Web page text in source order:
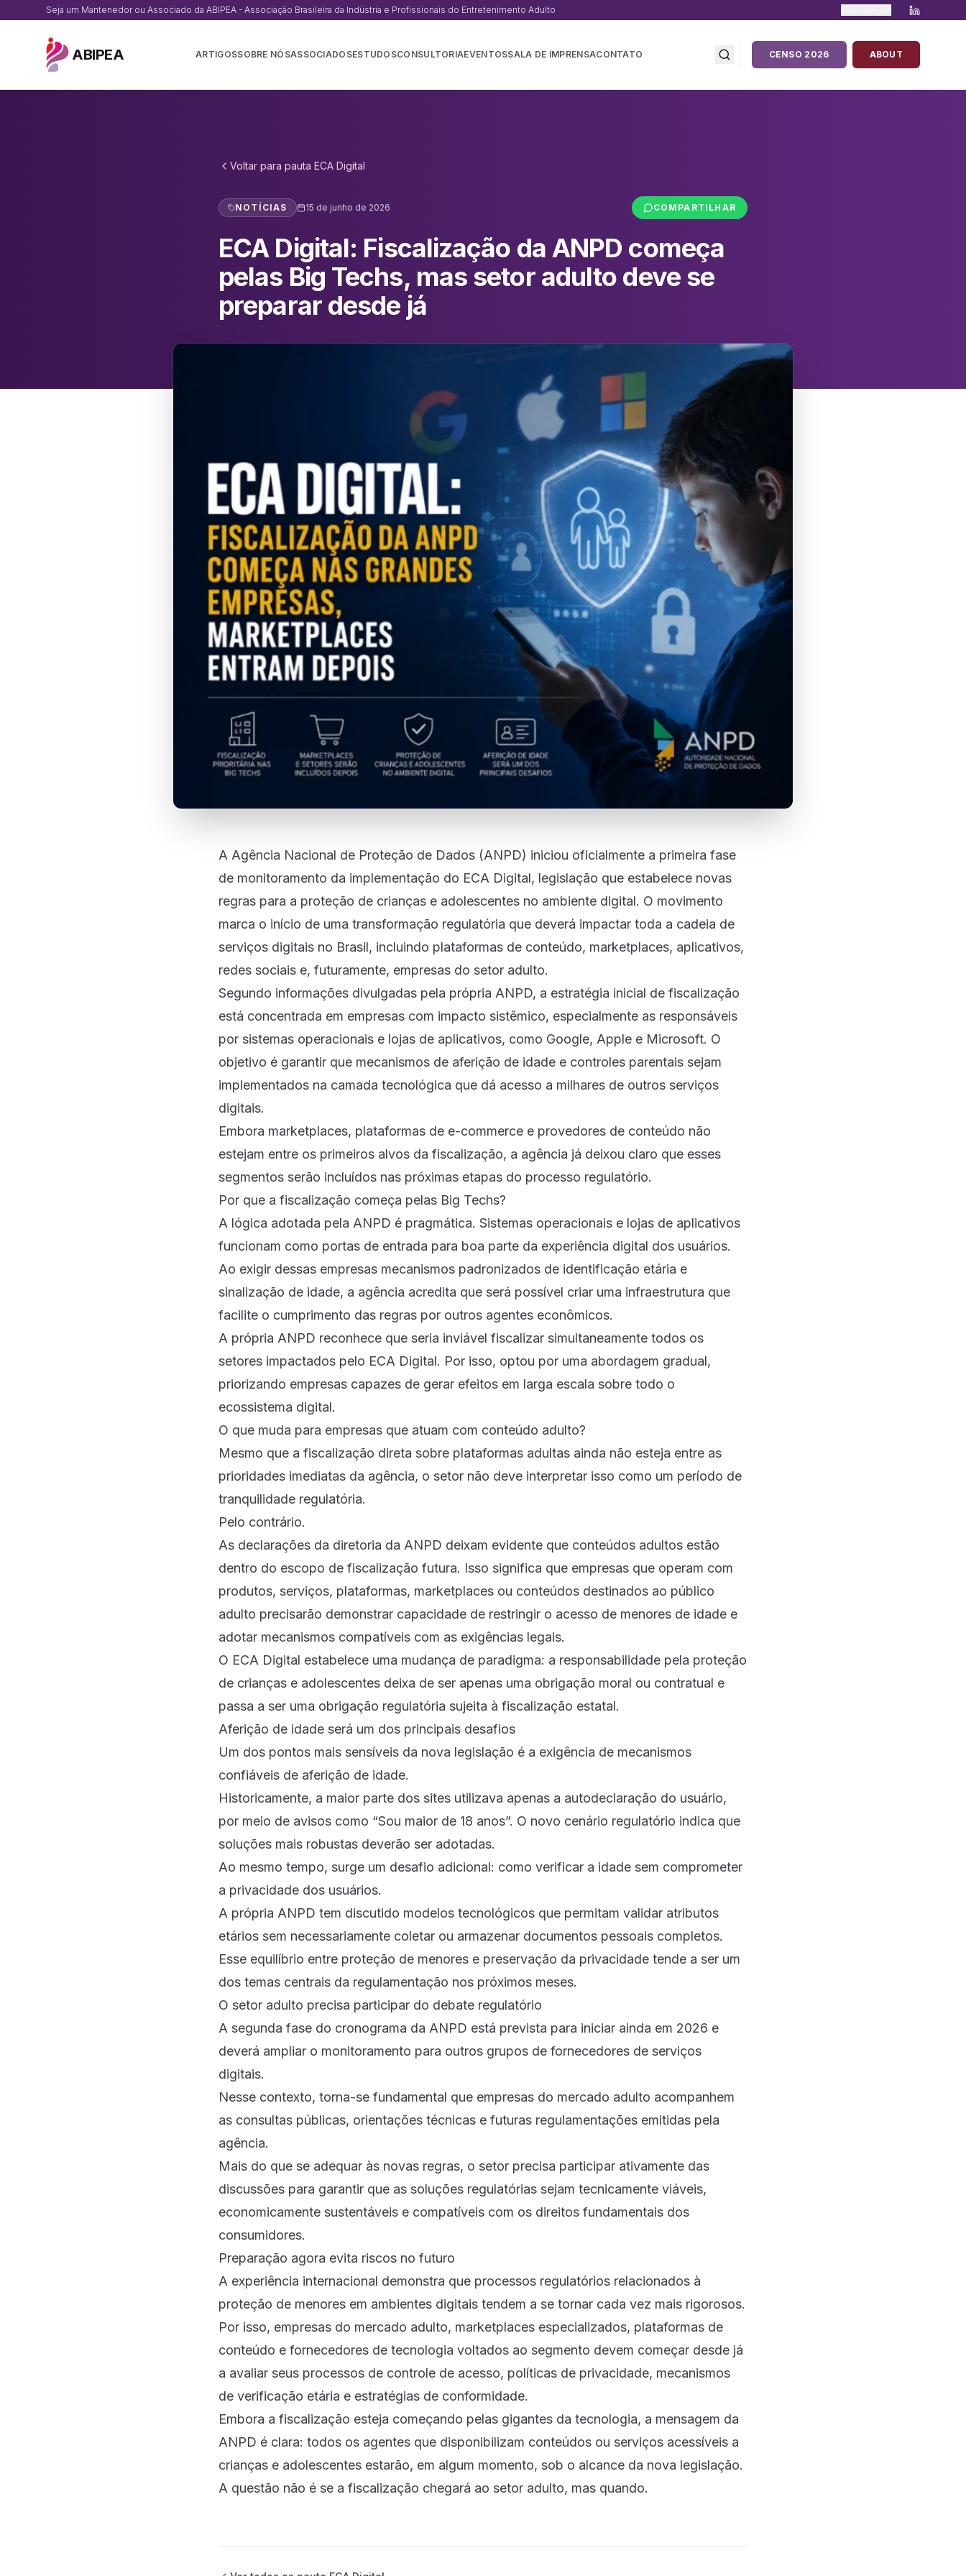
Seja um Mantenedor ou Associado da ABIPEA - Associação Brasileira da Indústria e Profissionais do Entretenimento Adulto
ABIPEA ARTIGOSSOBRE NÓSASSOCIADOSESTUDOSCONSULTORIAEVENTOSSALA DE IMPRENSACONTATO CENSO 2026 ABOUT
Voltar para pauta ECA Digital
NOTÍCIAS 15 de junho de 2026 COMPARTILHAR
ECA Digital: Fiscalização da ANPD começa
pelas Big Techs, mas setor adulto deve se
preparar desde já
A Agência Nacional de Proteção de Dados (ANPD) iniciou oficialmente a primeira fase
de monitoramento da implementação do ECA Digital, legislação que estabelece novas
regras para a proteção de crianças e adolescentes no ambiente digital. O movimento
marca o início de uma transformação regulatória que deverá impactar toda a cadeia de
serviços digitais no Brasil, incluindo plataformas de conteúdo, marketplaces, aplicativos,
redes sociais e, futuramente, empresas do setor adulto.
Segundo informações divulgadas pela própria ANPD, a estratégia inicial de fiscalização
está concentrada em empresas com impacto sistêmico, especialmente as responsáveis
por sistemas operacionais e lojas de aplicativos, como Google, Apple e Microsoft. O
objetivo é garantir que mecanismos de aferição de idade e controles parentais sejam
implementados na camada tecnológica que dá acesso a milhares de outros serviços
digitais.
Embora marketplaces, plataformas de e-commerce e provedores de conteúdo não
estejam entre os primeiros alvos da fiscalização, a agência já deixou claro que esses
segmentos serão incluídos nas próximas etapas do processo regulatório.
Por que a fiscalização começa pelas Big Techs?
A lógica adotada pela ANPD é pragmática. Sistemas operacionais e lojas de aplicativos
funcionam como portas de entrada para boa parte da experiência digital dos usuários.
Ao exigir dessas empresas mecanismos padronizados de identificação etária e
sinalização de idade, a agência acredita que será possível criar uma infraestrutura que
facilite o cumprimento das regras por outros agentes econômicos.
A própria ANPD reconhece que seria inviável fiscalizar simultaneamente todos os
setores impactados pelo ECA Digital. Por isso, optou por uma abordagem gradual,
priorizando empresas capazes de gerar efeitos em larga escala sobre todo o
ecossistema digital.
O que muda para empresas que atuam com conteúdo adulto?
Mesmo que a fiscalização direta sobre plataformas adultas ainda não esteja entre as
prioridades imediatas da agência, o setor não deve interpretar isso como um período de
tranquilidade regulatória.
Pelo contrário.
As declarações da diretoria da ANPD deixam evidente que conteúdos adultos estão
dentro do escopo de fiscalização futura. Isso significa que empresas que operam com
produtos, serviços, plataformas, marketplaces ou conteúdos destinados ao público
adulto precisarão demonstrar capacidade de restringir o acesso de menores de idade e
adotar mecanismos compatíveis com as exigências legais.
O ECA Digital estabelece uma mudança de paradigma: a responsabilidade pela proteção
de crianças e adolescentes deixa de ser apenas uma obrigação moral ou contratual e
passa a ser uma obrigação regulatória sujeita à fiscalização estatal.
Aferição de idade será um dos principais desafios
Um dos pontos mais sensíveis da nova legislação é a exigência de mecanismos
confiáveis de aferição de idade.
Historicamente, a maior parte dos sites utilizava apenas a autodeclaração do usuário,
por meio de avisos como “Sou maior de 18 anos”. O novo cenário regulatório indica que
soluções mais robustas deverão ser adotadas.
Ao mesmo tempo, surge um desafio adicional: como verificar a idade sem comprometer
a privacidade dos usuários.
A própria ANPD tem discutido modelos tecnológicos que permitam validar atributos
etários sem necessariamente coletar ou armazenar documentos pessoais completos.
Esse equilíbrio entre proteção de menores e preservação da privacidade tende a ser um
dos temas centrais da regulamentação nos próximos meses.
O setor adulto precisa participar do debate regulatório
A segunda fase do cronograma da ANPD está prevista para iniciar ainda em 2026 e
deverá ampliar o monitoramento para outros grupos de fornecedores de serviços
digitais.
Nesse contexto, torna-se fundamental que empresas do mercado adulto acompanhem
as consultas públicas, orientações técnicas e futuras regulamentações emitidas pela
agência.
Mais do que se adequar às novas regras, o setor precisa participar ativamente das
discussões para garantir que as soluções regulatórias sejam tecnicamente viáveis,
economicamente sustentáveis e compatíveis com os direitos fundamentais dos
consumidores.
Preparação agora evita riscos no futuro
A experiência internacional demonstra que processos regulatórios relacionados à
proteção de menores em ambientes digitais tendem a se tornar cada vez mais rigorosos.
Por isso, empresas do mercado adulto, marketplaces especializados, plataformas de
conteúdo e fornecedores de tecnologia voltados ao segmento devem começar desde já
a avaliar seus processos de controle de acesso, políticas de privacidade, mecanismos
de verificação etária e estratégias de conformidade.
Embora a fiscalização esteja começando pelas gigantes da tecnologia, a mensagem da
ANPD é clara: todos os agentes que disponibilizam conteúdos ou serviços acessíveis a
crianças e adolescentes estarão, em algum momento, sob o alcance da nova legislação.
A questão não é se a fiscalização chegará ao setor adulto, mas quando.